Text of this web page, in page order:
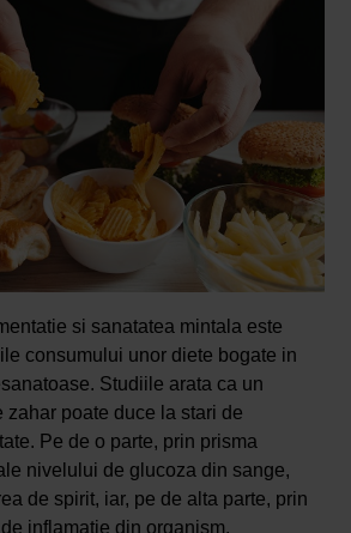
si sanatatea mintala este
consumului unor diete bogate in
Studiile arata ca un
zahar poate duce la stari de
Pe de o parte, prin prisma
nivelului de glucoza din sange,
de spirit, iar, pe de alta parte, prin
inflamatie din organism.